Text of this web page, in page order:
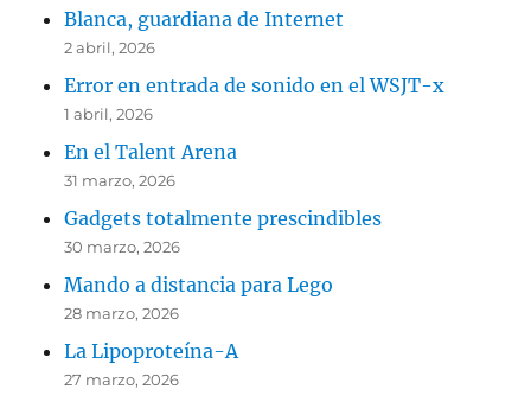
Blanca, guardiana de Internet
2 abril, 2026
Error en entrada de sonido en el WSJT-x
1 abril, 2026
En el Talent Arena
31 marzo, 2026
Gadgets totalmente prescindibles
30 marzo, 2026
Mando a distancia para Lego
28 marzo, 2026
La Lipoproteína-A
27 marzo, 2026